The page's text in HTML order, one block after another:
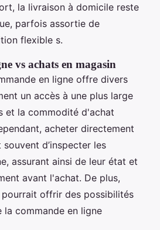
la livraison à domicile reste
parfois assortie de
flexible s.
vs achats en magasin
en ligne offre divers
un accès à une plus large
et la commodité d'achat
acheter directement
d’inspecter les
assurant ainsi de leur état et
avant l'achat. De plus,
pourrait offrir des possibilités
commande en ligne